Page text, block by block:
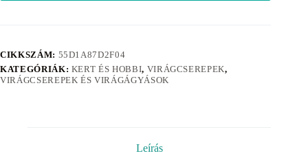
CIKKSZÁM: 55D1A87D2F04
KATEGÓRIÁK: KERT ÉS HOBBI, VIRÁGCSEREPEK,
VIRÁGCSEREPEK ÉS VIRÁGÁGYÁSOK
Leírás